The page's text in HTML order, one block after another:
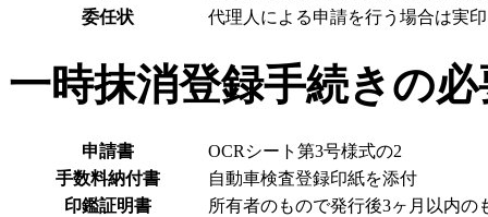
委任状
代理人による申請を行う場合は実
一時抹消登録手続きの
申請書
OCRシート第3号様式の2
手数料納付書
自動車検査登録印紙を添付
印鑑証明書
所有者のもので発行後3ヶ月以内の